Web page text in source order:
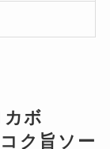
ボ
ク旨ソー